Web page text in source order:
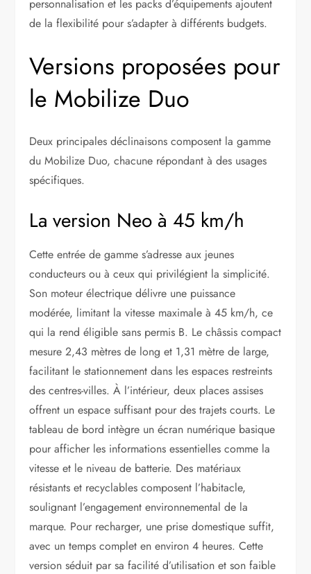
personnalisation et les packs d’équipements ajoutent
de la flexibilité pour s’adapter à différents budgets.
Versions proposées pour
le Mobilize Duo
Deux principales déclinaisons composent la gamme
du Mobilize Duo, chacune répondant à des usages
spécifiques.
La version Neo à 45 km/h
Cette entrée de gamme s’adresse aux jeunes
conducteurs ou à ceux qui privilégient la simplicité.
Son moteur électrique délivre une puissance
modérée, limitant la vitesse maximale à 45 km/h, ce
qui la rend éligible sans permis B. Le châssis compact
mesure 2,43 mètres de long et 1,31 mètre de large,
facilitant le stationnement dans les espaces restreints
des centres-villes. À l’intérieur, deux places assises
offrent un espace suffisant pour des trajets courts. Le
tableau de bord intègre un écran numérique basique
pour afficher les informations essentielles comme la
vitesse et le niveau de batterie. Des matériaux
résistants et recyclables composent l’habitacle,
soulignant l’engagement environnemental de la
marque. Pour recharger, une prise domestique suffit,
avec un temps complet en environ 4 heures. Cette
version séduit par sa facilité d’utilisation et son faible